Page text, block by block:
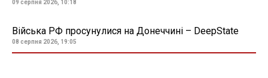
09 серпня 2026, 10:18
Війська РФ просунулися на Донеччині – DeepState
08 серпня 2026, 19:05